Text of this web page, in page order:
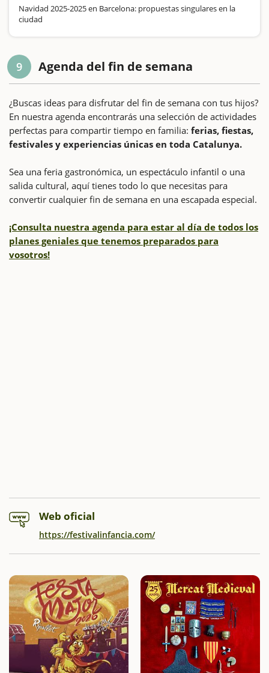
Navidad 2025-2025 en Barcelona: propuestas singulares en la
ciudad
9 Agenda del fin de semana
¿Buscas ideas para disfrutar del fin de semana con tus hijos?
En nuestra agenda encontrarás una selección de actividades
perfectas para compartir tiempo en familia: ferias, fiestas,
festivales y experiencias únicas en toda Catalunya.
Sea una feria gastronómica, un espectáculo infantil o una
salida cultural, aquí tienes todo lo que necesitas para
convertir cualquier fin de semana en una escapada especial.
¡Consulta nuestra agenda para estar al día de todos los
planes geniales que tenemos preparados para
vosotros!
Web oficial
https://festivalinfancia.com/